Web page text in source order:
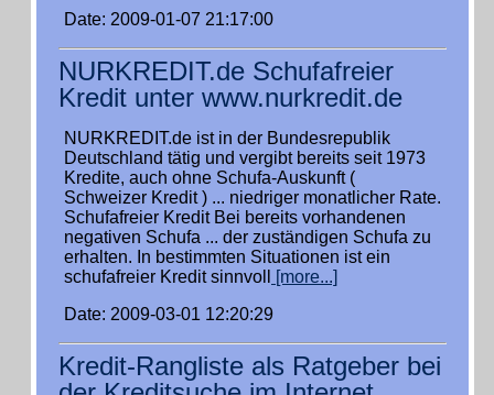
Date: 2009-01-07 21:17:00
NURKREDIT.de Schufafreier
Kredit unter www.nurkredit.de
NURKREDIT.de ist in der Bundesrepublik
Deutschland tätig und vergibt bereits seit 1973
Kredite, auch ohne Schufa-Auskunft (
Schweizer Kredit ) ... niedriger monatlicher Rate.
Schufafreier Kredit Bei bereits vorhandenen
negativen Schufa ... der zuständigen Schufa zu
erhalten. In bestimmten Situationen ist ein
schufafreier Kredit sinnvoll
[more...]
Date: 2009-03-01 12:20:29
Kredit-Rangliste als Ratgeber bei